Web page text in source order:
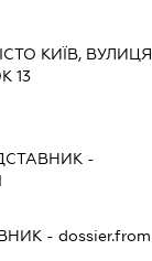
КИЇВ, ВУЛИЦЯ
13
-
- dossier.from